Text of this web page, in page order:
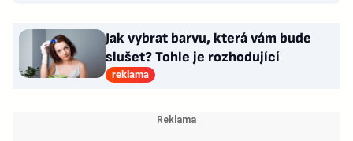
Jak vybrat barvu, která vám bude
slušet? Tohle je rozhodující
reklama